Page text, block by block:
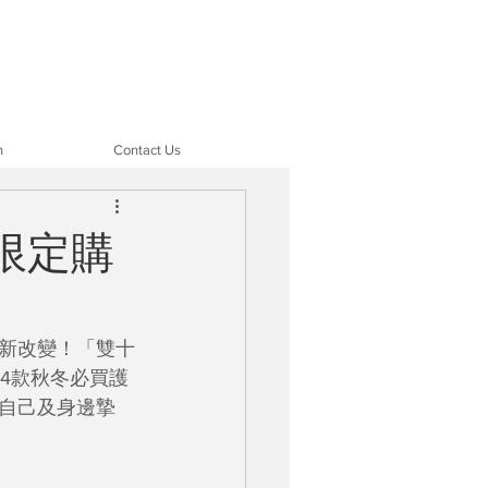
Contact Us
定購
改變！「雙十
款秋冬必買護
己及身邊摯